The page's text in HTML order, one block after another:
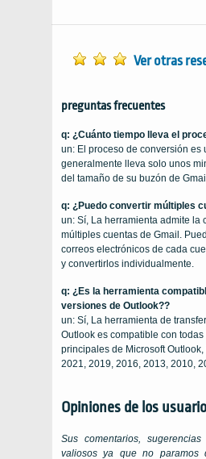
Ver otras
preguntas frecuentes
q: ¿Cuánto tiempo lleva el
un: El proceso de conversión es
generalmente lleva solo unos
del tamaño de su buzón de
q: ¿Puedo convertir múltiples
un: Sí, La herramienta admite la
múltiples cuentas de Gmail.
correos electrónicos de cada
y convertirlos individualmente.
q: ¿Es la herramienta
versiones de Outlook??
un: Sí, La herramienta de
Outlook es compatible con
principales de Microsoft
2021, 2019, 2016, 2013, 2010,
Opiniones de los
Sus comentarios,
valiosos ya que no paramos